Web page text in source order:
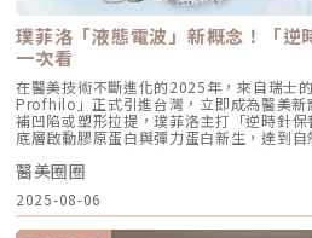
垂。 [5] 下顎角前緣： 位於下顎角前側約
的鬆弛組織，讓下顎線條清晰。五、 哪些
Profhilo 逆時針之所以能成為抗老界的寵兒
更因為它解決了傳統醫美難以觸及的「盲
「液態拉皮」的概念，從根本提升肌膚彈性
中最推薦的：1. 臉部液態拉皮：BAP 五
用。與傳統玻尿酸增加臉部「厚重感」或
Profhilo 本質上是液態拉皮。我們採用國
的黃金位置： 顴骨高點：啟動中臉肌膚的
交界：透過提升肌膚彈力，自然弱化法令
臉部外側緊緻度，讓輪廓不再鬆垮。 下頷
弛，恢復皮膚原有的拉力。 下顎角前緣：
璞菲洛「液態電波」新概念！「逆
一次看
在醫美技術不斷進化的2025年，來自瑞士
Profhilo」正式引進台灣，立即成為醫美新
補凹陷或塑形拉提，璞菲洛主打「逆時針
底層啟動膠原蛋白與彈力蛋白新生，達到
果。 Profhilo更邀請郭台銘夫人曾馨瑩擔
點。我們將帶你全面認識這項創新療程，從
與常見問題，一次搞懂「逆時針玻尿酸」
麼？ 璞菲洛是一項注射型玻尿酸產品，由
低分子玻尿酸皮下植入劑」，在台灣獲得
醫美圈圈
2025-08-06